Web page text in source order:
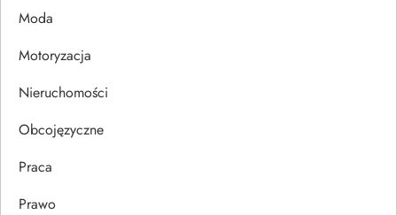
u
Moda
Motoryzacja
Nieruchomości
Obcojęzyczne
Praca
Prawo